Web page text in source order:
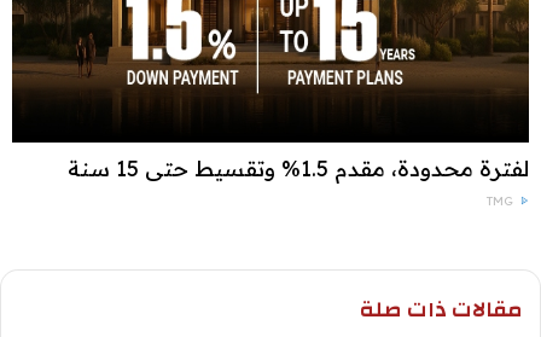
لفترة محدودة، مقدم 1.5% وتقسيط حتى 15 سنة
TMG
مقالات ذات صلة